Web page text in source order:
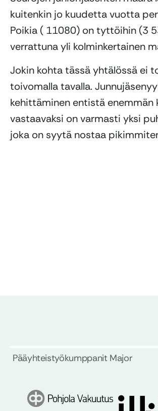
kuitenkin jo kuudetta vuotta
Poikia ( 11080) on tyttöihin (3
verrattuna yli kolminkertainen
Jokin kohta tässä yhtälössä ei
toivomalla tavalla.
kehittäminen entistä enemmän
vastaavaksi on varmasti yksi
joka on syytä nostaa
Pääyhteistyökumppanit Major